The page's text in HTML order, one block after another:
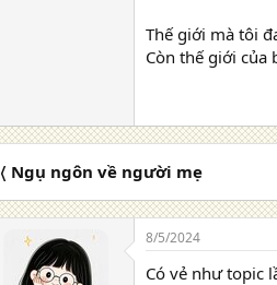
Thế giới mà tôi
Còn thế giới của
〈 Ngụ ngôn về người mẹ
8/5/2024
Có vẻ như topic